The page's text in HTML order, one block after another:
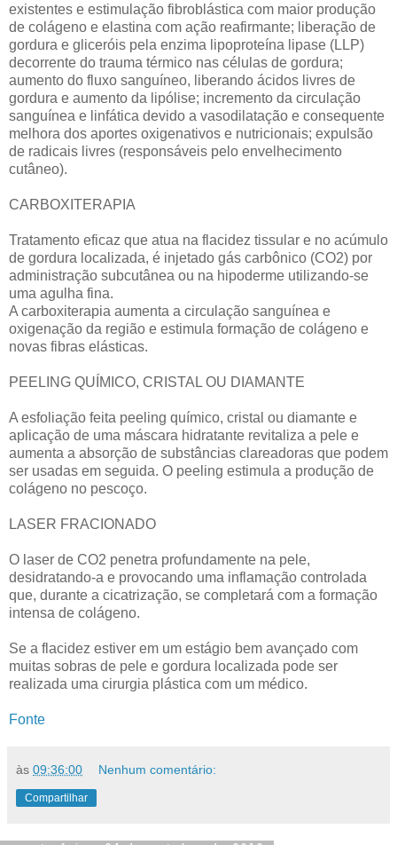
existentes e estimulação fibroblástica com maior produção
de colágeno e elastina com ação reafirmante; liberação de
gordura e gliceróis pela enzima lipoproteína lipase (LLP)
decorrente do trauma térmico nas células de gordura;
aumento do fluxo sanguíneo, liberando ácidos livres de
gordura e aumento da lipólise; incremento da circulação
sanguínea e linfática devido a vasodilatação e consequente
melhora dos aportes oxigenativos e nutricionais; expulsão
de radicais livres (responsáveis pelo envelhecimento
cutâneo).
CARBOXITERAPIA
Tratamento eficaz que atua na flacidez tissular e no acúmulo
de gordura localizada, é injetado gás carbônico (CO2) por
administração subcutânea ou na hipoderme utilizando-se
uma agulha fina.
A carboxiterapia aumenta a circulação sanguínea e
oxigenação da região e estimula formação de colágeno e
novas fibras elásticas.
PEELING QUÍMICO, CRISTAL OU DIAMANTE
A esfoliação feita peeling químico, cristal ou diamante e
aplicação de uma máscara hidratante revitaliza a pele e
aumenta a absorção de substâncias clareadoras que podem
ser usadas em seguida. O peeling estimula a produção de
colágeno no pescoço.
LASER FRACIONADO
O laser de CO2 penetra profundamente na pele,
desidratando-a e provocando uma inflamação controlada
que, durante a cicatrização, se completará com a formação
intensa de colágeno.
Se a flacidez estiver em um estágio bem avançado com
muitas sobras de pele e gordura localizada pode ser
realizada uma cirurgia plástica com um médico.
Fonte
às 09:36:00 Nenhum comentário:
Compartilhar